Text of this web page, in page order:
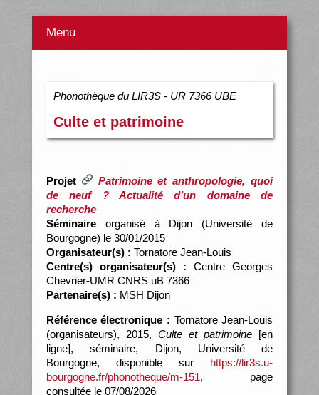
Menu
Phonothèque du LIR3S - UR 7366 UBE
Culte et patrimoine
Projet
Patrimoine et anthropologie, quoi
de neuf ? Actualité d’un domaine de
recherche
Séminaireorganisé à Dijon (Université de
Bourgogne) le 30/01/2015
Organisateur(s) : Tornatore Jean-Louis
Centre(s) organisateur(s) : Centre Georges
Chevrier-UMR CNRS uB 7366
Partenaire(s) : MSH Dijon
Référence électronique : Tornatore Jean-Louis
(organisateurs), 2015, Culte et patrimoine [en
ligne], séminaire, Dijon, Université de
Bourgogne, disponible sur https://lir3s.u-
bourgogne.fr/phonotheque/m-151, page
consultée le 07/08/2026